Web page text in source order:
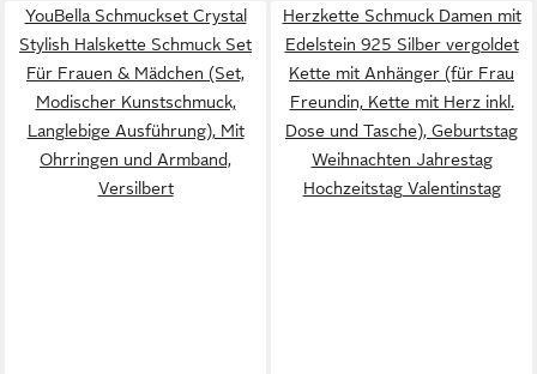
YouBella Schmuckset Crystal
Stylish Halskette Schmuck Set
Für Frauen & Mädchen (Set,
Modischer Kunstschmuck,
Langlebige Ausführung), Mit
Ohrringen und Armband,
Versilbert
Herzkette Schmuck Damen mit
Edelstein 925 Silber vergoldet
Kette mit Anhänger (für Frau
Freundin, Kette mit Herz inkl.
Dose und Tasche), Geburtstag
Weihnachten Jahrestag
Hochzeitstag Valentinstag